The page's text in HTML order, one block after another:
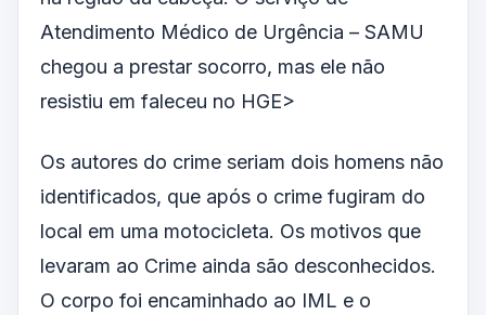
Atendimento Médico de Urgência – SAMU
chegou a prestar socorro, mas ele não
resistiu em faleceu no HGE>
Os autores do crime seriam dois homens não
identificados, que após o crime fugiram do
local em uma motocicleta. Os motivos que
levaram ao Crime ainda são desconhecidos.
O corpo foi encaminhado ao IML e o